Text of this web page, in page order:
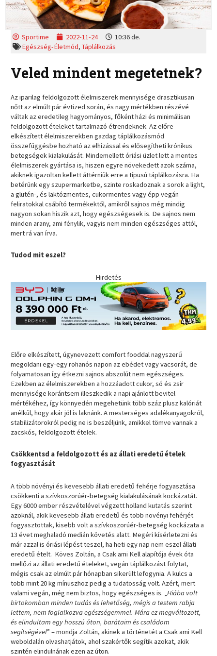
Sportime 2022-11-24
10:36 de.
Egészség-Életmód,Táplálkozás
Veled mindent megetetnek?
Az iparilag feldolgozott élelmiszerek mennyisége drasztikusan
nőtt az elmúlt pár évtized során, és nagy mértékben részévé
váltak az eredetileg hagyományos, főként házi és minimálisan
feldolgozott ételeket tartalmazó étrendeknek. Az előre
elkészített élelmiszerekben gazdag táplálkozásmód
összefüggésbe hozható az elhízással és elősegítheti krónikus
betegségek kialakulását. Mindemellett óriási üzlet lett a mentes
élelmiszerek gyártása is, hiszen egyre növekedett azok száma,
akiknek igazoltan kellett áttérniük erre a típusú táplálkozásra. Ha
betérünk egy szupermarketbe, szinte roskadoznak a sorok a light,
a glutén-, és laktózmentes, cukormentes vagy épp vegán
feliratokkal csábító termékektől, amikről sajnos még mindig
nagyon sokan hiszik azt, hogy egészségesek is. De sajnos nem
minden arany, ami fénylik, vagyis nem minden egészséges attól,
mert rá van írva.
Tudod mit eszel?
Hirdetés
Előre elkészített, úgynevezett comfort fooddal nagyszerű
megoldani egy-egy rohanós napon az ebédet vagy vacsorát, de
folyamatosan így étkezni sajnos abszolút nem egészséges.
Ezekben az élelmiszerekben a hozzáadott cukor, só és zsír
mennyisége korántsem illeszkedik a napi ajánlott bevitel
mértékéhez, így könnyedén megehetünk több száz plusz kalóriát
anélkül, hogy akár jól is laknánk. A mesterséges adalékanyagokról,
stabilizátorokról pedig ne is beszéljünk, amikkel tömve vannak a
zacskós, feldolgozott ételek.
Csökkentsd a feldolgozott és az állati eredetű ételek
fogyasztását
A több növényi és kevesebb állati eredetű fehérje fogyasztása
csökkenti a szívkoszorúér-betegség kialakulásának kockázatát.
Egy 6000 ember részvételével végzett holland kutatás szerint
azoknál, akik kevesebb állati eredetű és több növényi fehérjét
fogyasztottak, kisebb volt a szívkoszorúér-betegség kockázata a
13 évet meghaladó medián követés alatt. Megéri kísérletezni és
már azzal is óriási lépést teszel, ha heti egy nap nem eszel állati
eredetű ételt. Köves Zoltán, a Csak ami Kell alapítója évek óta
mellőzi az állati eredetű ételeket, vegán táplálkozást folytat,
mégis csak az elmúlt pár hónapban sikerült lefogynia. A kulcs a
több mint 20 kg mínuszhoz pedig a tudatosság volt. Azért, mert
valami vegán, még nem biztos, hogy egészséges is. „Hiába volt
birtokomban minden tudás és lehetőség, mégis a testem rabja
lettem, nem foglalkozva egészségemmel. Mára ez megváltozott,
és elindultam egy hosszú úton, barátaim és családom
segítségével” – mondja Zoltán, akinek a történetét a Csak ami Kell
weboldalán olvashatjátok, ahol szakértők segítik azokat, akik
szintén elindulnának ezen az úton.